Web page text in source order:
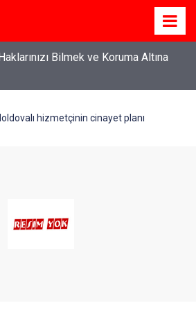
Bilmek ve Koruma Altına
hizmetçinin cinayet planı